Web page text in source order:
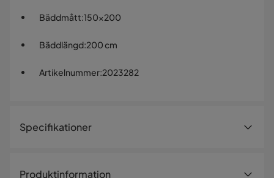
Bäddmått:150x200
Bäddlängd:200 cm
Artikelnummer:2023282
Specifikationer
Produktinformation